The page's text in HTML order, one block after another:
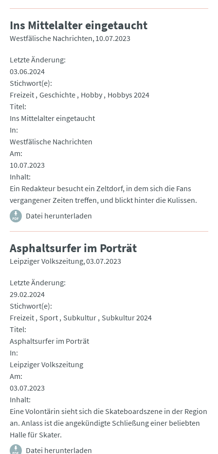
Ins Mittelalter eingetaucht
Westfälische Nachrichten 10.07.2023
Letzte Änderung
03.06.2024
Stichwort(e)
Freizeit Geschichte Hobby Hobbys 2024
Titel
Ins Mittelalter eingetaucht
In
Westfälische Nachrichten
Am
10.07.2023
Inhalt
Ein Redakteur besucht ein Zeltdorf, in dem sich die Fans
vergangener Zeiten treffen, und blickt hinter die Kulissen.
Datei herunterladen
Asphaltsurfer im Porträt
Leipziger Volkszeitung 03.07.2023
Letzte Änderung
29.02.2024
Stichwort(e)
Freizeit Sport Subkultur Subkultur 2024
Titel
Asphaltsurfer im Porträt
In
Leipziger Volkszeitung
Am
03.07.2023
Inhalt
Eine Volontärin sieht sich die Skateboardszene in der Region
an. Anlass ist die angekündigte Schließung einer beliebten
Halle für Skater.
Datei herunterladen